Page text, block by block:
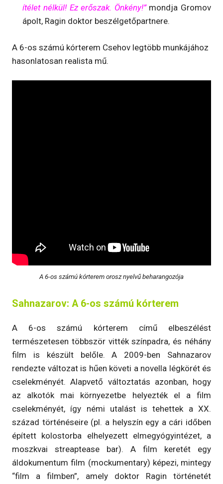
ítélet nélkül! Ez erőszak. Önkény!”mondja Gromov
ápolt, Ragin doktor beszélgetőpartnere.
A 6-os számú kórterem Csehov legtöbb munkájához
hasonlatosan realista mű.
A 6-os számú kórterem orosz nyelvű beharangozója
Sahnazarov: A 6-os számú kórterem
A 6-os számú kórterem című elbeszélést
természetesen többször vitték színpadra, és néhány
film is készült belőle. A 2009-ben Sahnazarov
rendezte változat is hűen követi a novella légkörét és
cselekményét. Alapvető változtatás azonban, hogy
az alkotók mai környezetbe helyezték el a film
cselekményét, így némi utalást is tehettek a XX.
század történéseire (pl. a helyszín egy a cári időben
épített kolostorba elhelyezett elmegyógyintézet, a
moszkvai streaptease bar). A film keretét egy
áldokumentum film (mockumentary) képezi, mintegy
“film a filmben”, amely doktor Ragin történetét